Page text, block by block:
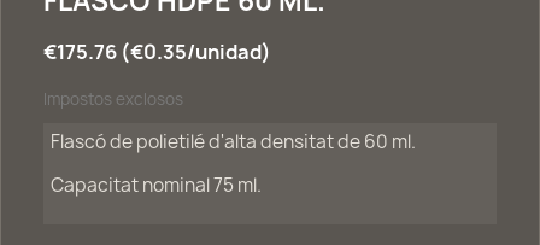
€175.76 (€0.35/unidad)
Impostos exclosos
Flascó de polietilé d'alta densitat de 60 ml.
Capacitat nominal 75 ml.